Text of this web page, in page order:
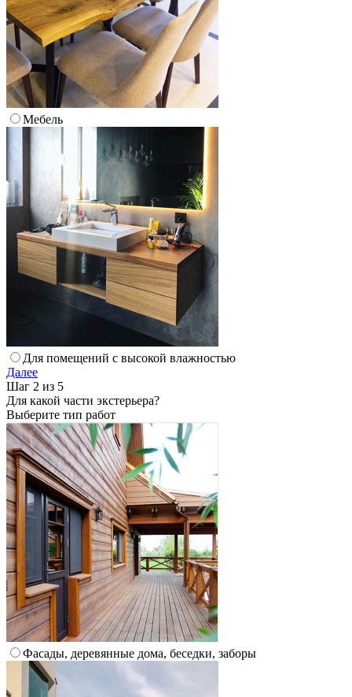
Мебель
Для помещений с высокой влажностью
Далее
Шаг 2 из 5
Для какой части экстерьера?
Выберите тип работ
Фасады, деревянные дома, беседки, заборы